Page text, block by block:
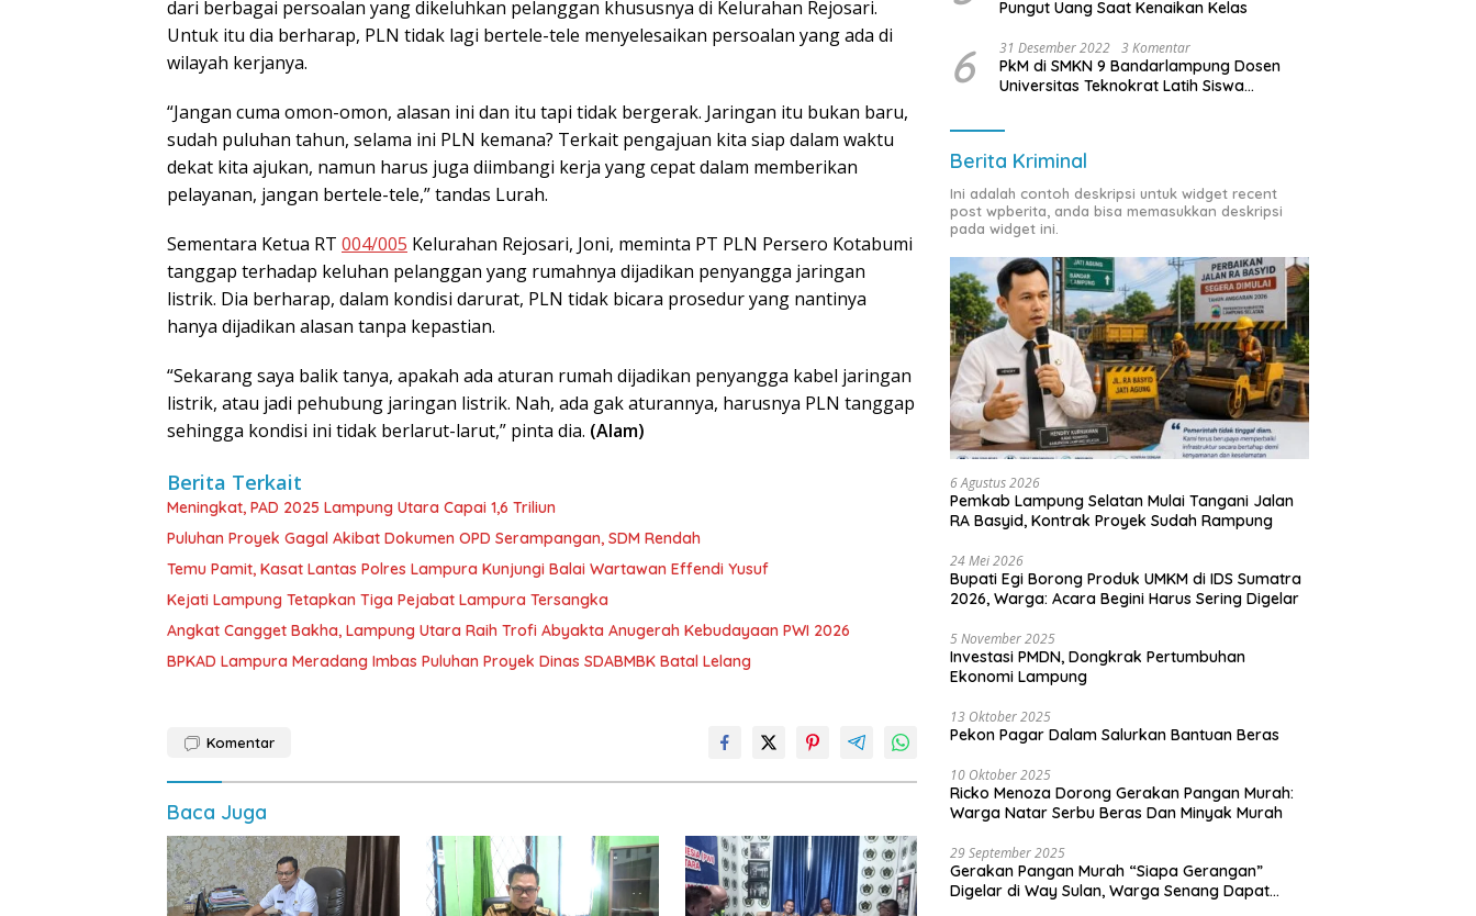
dari berbagai persoalan yang dikeluhkan pelanggan khususnya di Kelurahan Rejosari.
Untuk itu dia berharap, PLN tidak lagi bertele-tele menyelesaikan persoalan yang ada di
wilayah kerjanya.
“Jangan cuma omon-omon, alasan ini dan itu tapi tidak bergerak. Jaringan itu bukan baru,
sudah puluhan tahun, selama ini PLN kemana? Terkait pengajuan kita siap dalam waktu
dekat kita ajukan, namun harus juga diimbangi kerja yang cepat dalam memberikan
pelayanan, jangan bertele-tele,” tandas Lurah.
Sementara Ketua RT 004/005 Kelurahan Rejosari, Joni, meminta PT PLN Persero Kotabumi
tanggap terhadap keluhan pelanggan yang rumahnya dijadikan penyangga jaringan
listrik. Dia berharap, dalam kondisi darurat, PLN tidak bicara prosedur yang nantinya
hanya dijadikan alasan tanpa kepastian.
“Sekarang saya balik tanya, apakah ada aturan rumah dijadikan penyangga kabel jaringan
listrik, atau jadi pehubung jaringan listrik. Nah, ada gak aturannya, harusnya PLN tanggap
sehingga kondisi ini tidak berlarut-larut,” pinta dia. (Alam)
Berita Terkait
Meningkat, PAD 2025 Lampung Utara Capai 1,6 Triliun
Puluhan Proyek Gagal Akibat Dokumen OPD Serampangan, SDM Rendah
Temu Pamit, Kasat Lantas Polres Lampura Kunjungi Balai Wartawan Effendi Yusuf
Kejati Lampung Tetapkan Tiga Pejabat Lampura Tersangka
Angkat Cangget Bakha, Lampung Utara Raih Trofi Abyakta Anugerah Kebudayaan PWI 2026
BPKAD Lampura Meradang Imbas Puluhan Proyek Dinas SDABMBK Batal Lelang
Komentar
Baca Juga
Pungut Uang Saat Kenaikan Kelas
6 31 Desember 2022 3 Komentar
PkM di SMKN 9 Bandarlampung Dosen
Universitas Teknokrat Latih Siswa
Berita Kriminal
Ini adalah contoh deskripsi untuk widget recent
post wpberita, anda bisa memasukkan deskripsi
pada widget ini.
6 Agustus 2026
Pemkab Lampung Selatan Mulai Tangani Jalan
RA Basyid, Kontrak Proyek Sudah Rampung
24 Mei 2026
Bupati Egi Borong Produk UMKM di IDS Sumatra
2026, Warga: Acara Begini Harus Sering Digelar
5 November 2025
Investasi PMDN, Dongkrak Pertumbuhan
Ekonomi Lampung
13 Oktober 2025
Pekon Pagar Dalam Salurkan Bantuan Beras
10 Oktober 2025
Ricko Menoza Dorong Gerakan Pangan Murah:
Warga Natar Serbu Beras Dan Minyak Murah
29 September 2025
Gerakan Pangan Murah “Siapa Gerangan”
Digelar di Way Sulan, Warga Senang Dapat